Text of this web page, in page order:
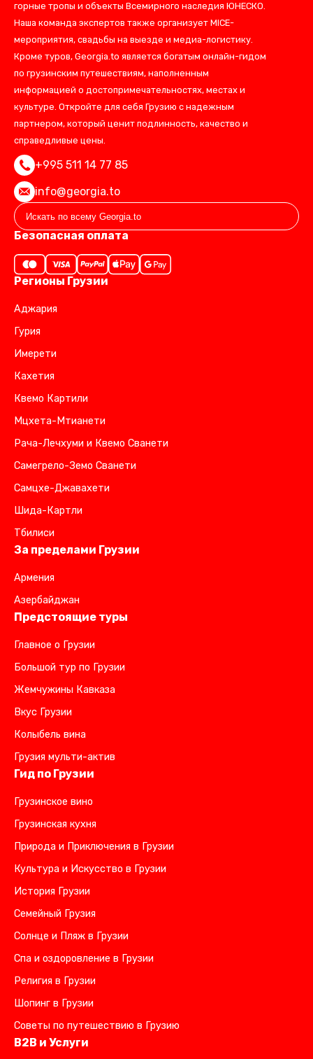
горные тропы и объекты Всемирного наследия ЮНЕСКО.
Наша команда экспертов также организует MICE-
мероприятия, свадьбы на выезде и медиа-логистику.
Кроме туров, Georgia.to является богатым онлайн-гидом
по грузинским путешествиям, наполненным
информацией о достопримечательностях, местах и
культуре. Откройте для себя Грузию с надежным
партнером, который ценит подлинность, качество и
справедливые цены.
+995 511 14 77 85
info@georgia.to
Безопасная оплата
Регионы Грузии
Аджария
Гурия
Имерети
Кахетия
Квемо Картили
Мцхета-Мтианети
Рача-Лечхуми и Квемо Сванети
Самегрело-Земо Сванети
Самцхе-Джавахети
Шида-Картли
Тбилиси
За пределами Грузии
Армения
Азербайджан
Предстоящие туры
Главное о Грузии
Большой тур по Грузии
Жемчужины Кавказа
Вкус Грузии
Колыбель вина
Грузия мульти-актив
Гид по Грузии
Грузинское вино
Грузинская кухня
Природа и Приключения в Грузии
Культура и Искусство в Грузии
История Грузии
Семейный Грузия
Солнце и Пляж в Грузии
Спа и оздоровление в Грузии
Религия в Грузии
Шопинг в Грузии
Советы по путешествию в Грузию
B2B и Услуги